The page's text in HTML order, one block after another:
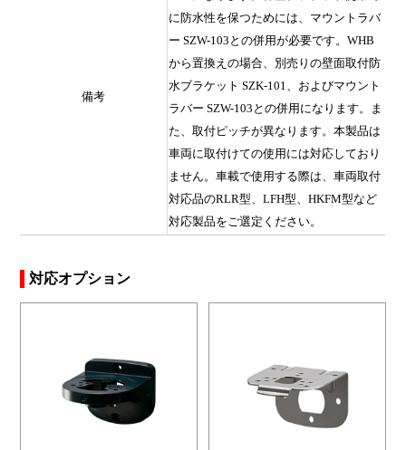
備考
に防水性を保つためには、マウントラバ
ー SZW-103との併用が必要です。WHB
から置換えの場合、別売りの壁面取付防
水ブラケット SZK-101、およびマウント
ラバー SZW-103との併用になります。ま
た、取付ピッチが異なります。本製品は
車両に取付けての使用には対応しており
ません。車載で使用する際は、車両取付
対応品のRLR型、LFH型、HKFM型など
対応製品をご選定ください。
対応オプション